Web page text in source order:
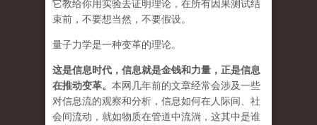
它教给你用实验去证明理论，在所有因果测试结
束前，不要想当然，不要假设。
量子力学是一种变革的理论。
这是信息时代，信息就是金钱和力量，正是信息
在推动变革。 本网几年前的文章经常会涉及一些
对信息流的观察和分析，信息如何在人际间、社
会间流动，就如物质在管道中流淌，这其中是谁